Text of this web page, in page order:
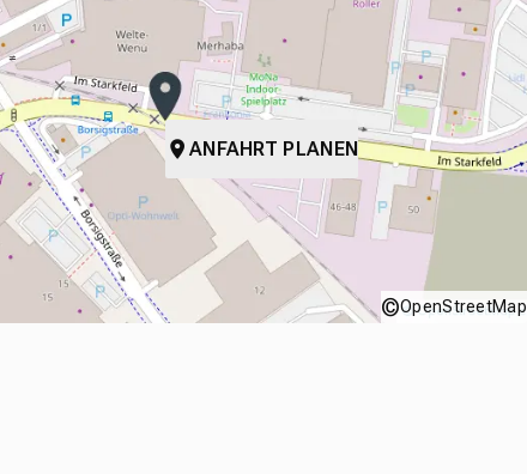
ANFAHRT PLANEN
©OpenStreetMap